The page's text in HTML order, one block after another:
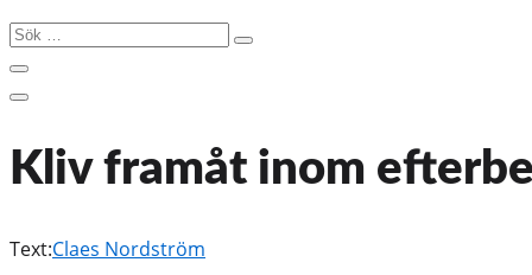
Sök
…
Kliv framåt inom
Text:Claes Nordström